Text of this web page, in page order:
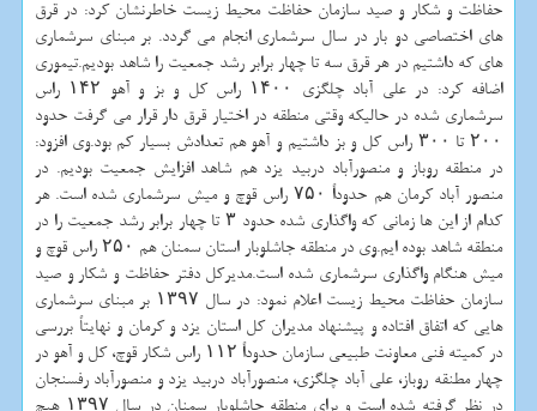
حفاظت و شكار و صید سازمان حفاظت محیط زیست خاطرنشان كرد: در قرق
های اختصاصی دو بار در سال سرشماری انجام می گردد. بر مبنای سرشماری
های كه داشتیم در هر قرق سه تا چهار برابر رشد جمعیت را شاهد بودیم.تیموری
اضافه كرد: در علی آباد چلگزی ۱۴۰۰ راس كل و بز و آهو ۱۴۲ راس
سرشماری شده در حالیكه وقتی منطقه در اختیار قرق دار قرار می گرفت حدود
۲۰۰ تا ۳۰۰ راس كل و بز داشتیم و آهو هم تعدادش بسیار كم بود.وی افزود:
در منطقه روباز و منصورآباد دربید یزد هم شاهد افزایش جمعیت بودیم. در
منصور آباد كرمان هم حدوداً ۷۵۰ راس قوچ و میش سرشماری شده است. هر
كدام از این ها زمانی كه واگذاری شده حدود ۳ تا چهار برابر رشد جمعیت را در
منطقه شاهد بوده ایم.وی در منطقه جاشلوبار استان سمنان هم ۲۵۰ راس قوچ و
میش هنگام واگذاری سرشماری شده است.مدیركل دفتر حفاظت و شكار و صید
سازمان حفاظت محیط زیست اعلام نمود: در سال ۱۳۹۷ بر مبنای سرشماری
هایی كه اتفاق افتاده و پیشنهاد مدیران كل استان یزد و كرمان و نهایتاً بررسی
در كمیته فنی معاونت طبیعی سازمان حدوداً ۱۱۲ راس شكار قوچ، كل و آهو در
چهار مطنقه روباز، علی آباد چلگزی، منصورآباد دربید یزد و منصورآباد رفسنجان
در نظر گرفته شده است و برای منطقه جاشلوبار سمنان در سال ۱۳۹۷ هیچ